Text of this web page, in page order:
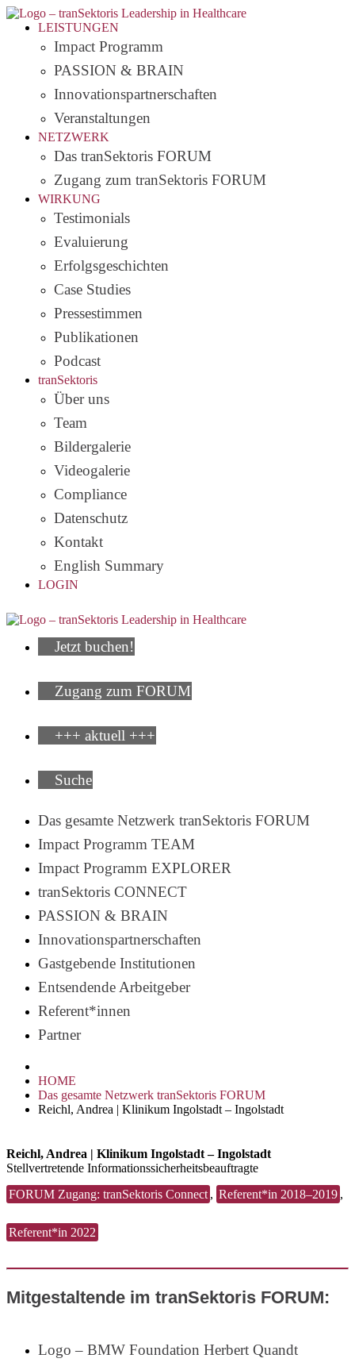
LEISTUNGEN
Impact Programm
PASSION & BRAIN
Innovationspartnerschaften
Veranstaltungen
NETZWERK
Das tranSektoris FORUM
Zugang zum tranSektoris FORUM
WIRKUNG
Testimonials
Evaluierung
Erfolgsgeschichten
Case Studies
Pressestimmen
Publikationen
Podcast
tranSektoris
Über uns
Team
Bildergalerie
Videogalerie
Compliance
Datenschutz
Kontakt
English Summary
LOGIN
Jetzt buchen!
Zugang zum FORUM
+++ aktuell +++
Suche
Das gesamte Netzwerk tranSektoris FORUM
Impact Programm TEAM
Impact Programm EXPLORER
tranSektoris CONNECT
PASSION & BRAIN
Innovationspartnerschaften
Gastgebende Institutionen
Entsendende Arbeitgeber
Referent*innen
Partner
HOME
Das gesamte Netzwerk tranSektoris FORUM
Reichl, Andrea | Klinikum Ingolstadt – Ingolstadt
Reichl, Andrea | Klinikum Ingolstadt – Ingolstadt
Stellvertretende Informationssicherheitsbeauftragte
FORUM Zugang: tranSektoris Connect , Referent*in 2018–2019 ,
Referent*in 2022
Mitgestaltende im tranSektoris FORUM:
Logo – BMW Foundation Herbert Quandt